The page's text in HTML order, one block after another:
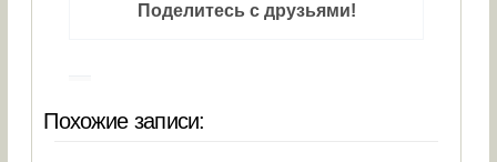
Поделитесь с друзьями!
Похожие записи: